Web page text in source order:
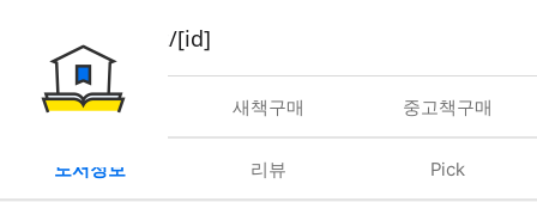
book/rent/[id]
대여 새책구매 중고책구매
도서정보 리뷰 Pick